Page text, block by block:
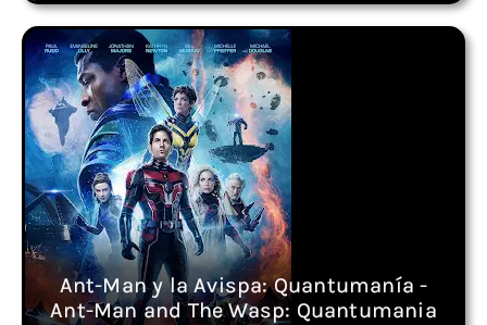
Ant-Man y la Avispa: Quantumanía -
Ant-Man and The Wasp: Quantumania